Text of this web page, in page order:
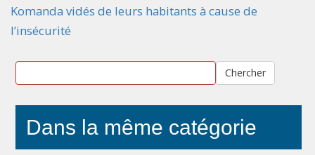
Komanda vidés de leurs habitants à cause de
l’insécurité
Chercher
Dans la même catégorie